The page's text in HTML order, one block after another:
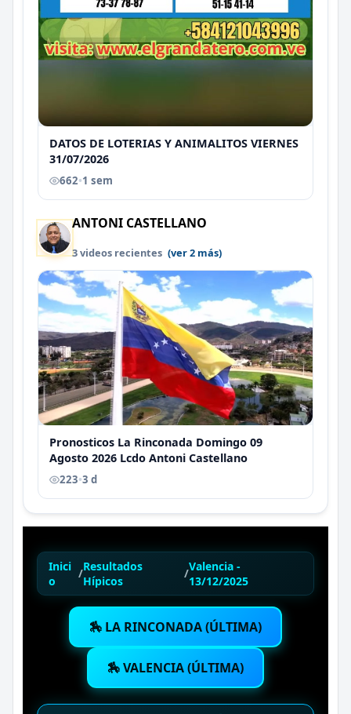
DATOS DE LOTERIAS Y ANIMALITOS VIERNES
31/07/2026
662•1 sem
ANTONI CASTELLANO
3 videos recientes (ver 2 más)
Pronosticos La Rinconada Domingo 09
Agosto 2026 Lcdo Antoni Castellano
223•3 d
Inici
o
/Resultados
Hípicos
/Valencia -
13/12/2025
🏇 LA RINCONADA (ÚLTIMA)
🏇 VALENCIA (ÚLTIMA)